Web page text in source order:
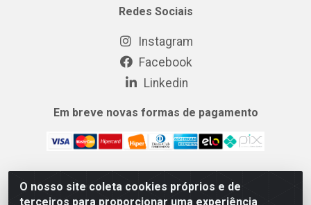
O nosso site coleta cookies próprios e de
terceiros para proporcionar uma experiência
Redes Sociais
Instagram
Facebook
Linkedin
Em breve novas formas de pagamento
MIX CERTO DISTRIBUIDORA DE COSMÉTICOS ALIMENTOS E